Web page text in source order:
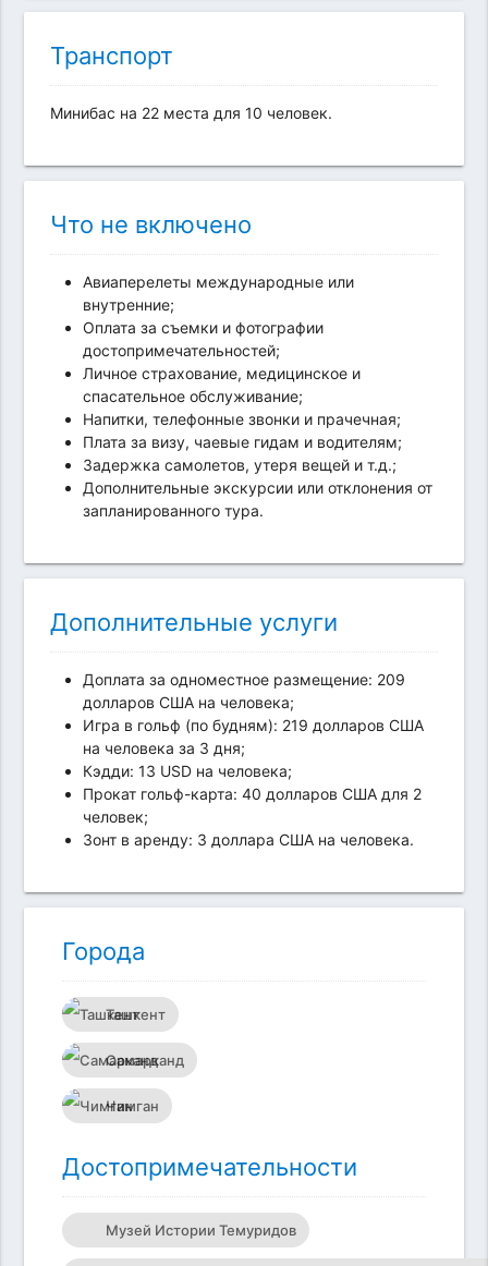
Транспорт
Минибас на 22 места для 10 человек.
Что не включено
Авиаперелеты международные или
внутренние;
Оплата за съемки и фотографии
достопримечательностей;
Личное страхование, медицинское и
спасательное обслуживание;
Напитки, телефонные звонки и прачечная;
Плата за визу, чаевые гидам и водителям;
Задержка самолетов, утеря вещей и т.д.;
Дополнительные экскурсии или отклонения от
запланированного тура.
Дополнительные услуги
Доплата за одноместное размещение: 209
долларов США на человека;
Игра в гольф (по будням): 219 долларов США
на человека за 3 дня;
Кэдди: 13 USD на человека;
Прокат гольф-карта: 40 долларов США для 2
человек;
Зонт в аренду: 3 доллара США на человека.
Города
Ташкент
Самарканд
Чимган
Достопримечательности
Музей Истории Темуридов